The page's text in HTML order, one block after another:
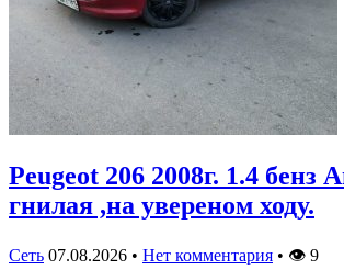
Peugeot 206 2008г. 1.4 бенз
гнилая ,на увереном ходу.
Сеть 07.08.2026 • Нет комментария • 👁 9